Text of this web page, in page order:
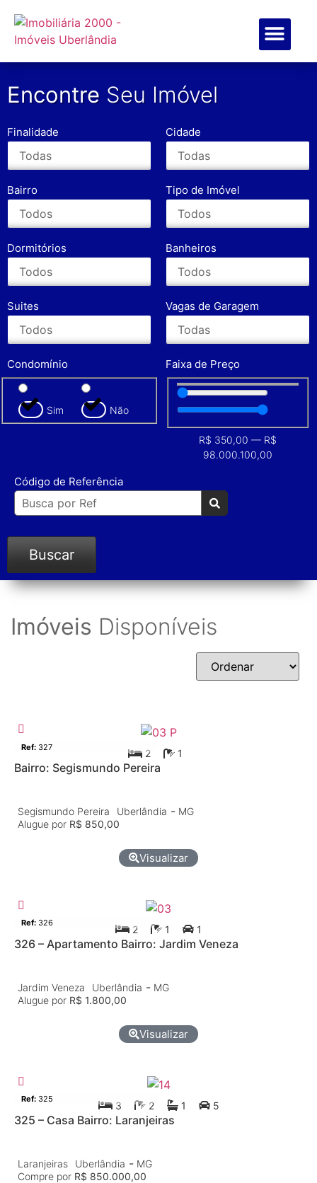
Encontre Seu Imóvel
Finalidade Cidade
Bairro Tipo de Imóvel
Dormitórios Banheiros
Suites Vagas de Garagem
Condomínio
Sim Não
Faixa de Preço
R$ 350,00 — R$
98.000.100,00
Código de Referência
Buscar
Imóveis Disponíveis
Casa
Ref: 327
2 1
Bairro: Segismundo Pereira
Segismundo Pereira Uberlândia - MG
Alugue por R$ 850,00
Visualizar
Apartamento
Ref: 326
2 1 1
326 – Apartamento Bairro: Jardim Veneza
Jardim Veneza Uberlândia - MG
Alugue por R$ 1.800,00
Visualizar
Casa
Ref: 325
3 2 1 5
325 – Casa Bairro: Laranjeiras
Laranjeiras Uberlândia - MG
Compre por R$ 850.000,00